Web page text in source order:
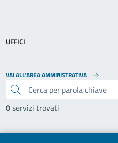
cerca
0servizi trovati
UFFICI
VAI ALL’AREA AMMINISTRATIVA